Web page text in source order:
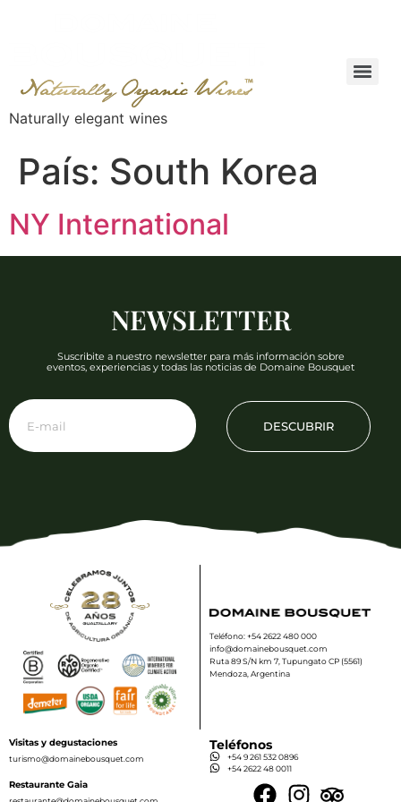
Naturally elegant wines
País: South Korea
NY International
NEWSLETTER
Suscribite a nuestro newsletter para más información sobre
eventos, experiencias y todas las noticias de Domaine Bousquet
DESCUBRIR
Teléfono: +54 2622 480 000
info@domainebousquet.com
Ruta 89 S/N km 7, Tupungato CP (5561)
Mendoza, Argentina
Visitas y degustaciones
turismo@domainebousquet.com
Restaurante Gaia
Teléfonos
+54 9 261 532 0896
+54 2622 48 0011